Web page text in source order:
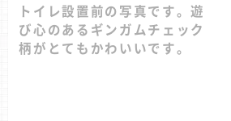
トイレ設置前の写真です。遊
び心のあるギンガムチェック
柄がとてもかわいいです。